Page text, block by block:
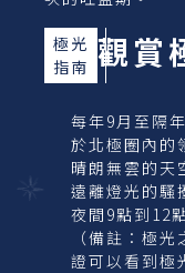
極光
指南 觀賞
每年9月至隔
於北極圈內的
晴朗無雲的天
遠離燈光的騷
夜間9點到12
（備註：極
證可以看到極